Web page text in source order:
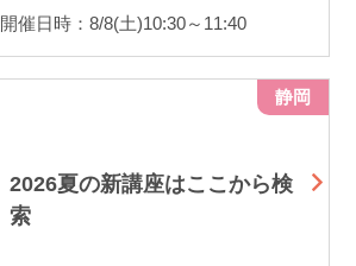
開催日時：8/8(土)10:30～11:40
2026夏の新講座はここから検
索
静岡